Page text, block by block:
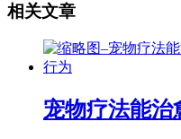
相关文章
宠物疗法能治